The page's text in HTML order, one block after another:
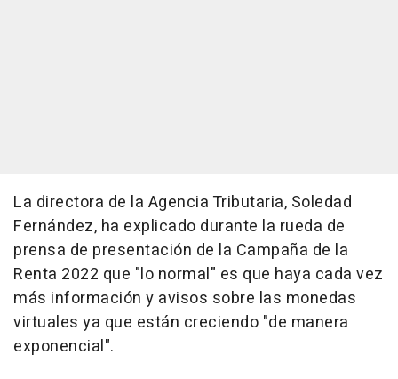
La directora de la Agencia Tributaria, Soledad
Fernández, ha explicado durante la rueda de
prensa de presentación de la Campaña de la
Renta 2022 que "lo normal" es que haya cada vez
más información y avisos sobre las monedas
virtuales ya que están creciendo "de manera
exponencial".